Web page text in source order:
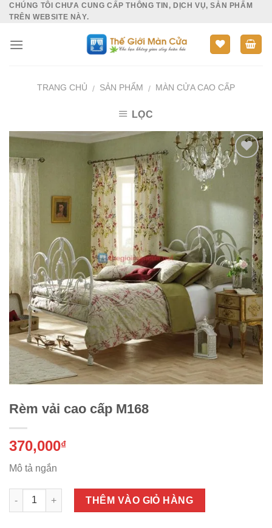
SkipCHÚNG TÔI CHƯA CUNG CẤP THÔNG TIN, DỊCH VỤ, SẢN PHẨM
TRÊN WEBSITE NÀY.
TRANG CHỦ / SẢN PHẨM / MÀN CỬA CAO CẤP
LỌC
Wishlist
Rèm vải cao cấp M168
370,000₫
Mô tả ngắn
Số lượng
THÊM VÀO GIỎ HÀNG